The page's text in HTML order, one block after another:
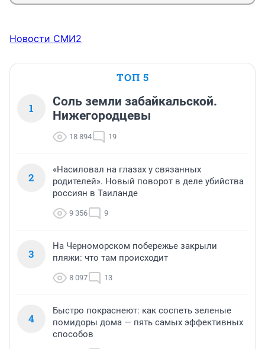
Новости СМИ2
ТОП 5
1
Соль земли забайкальской.
Нижегородцевы
18 894 19
2
«Насиловал на глазах у связанных
родителей». Новый поворот в деле убийства
россиян в Таиланде
9 356 9
3
На Черноморском побережье закрыли
пляжи: что там происходит
8 097 13
4
Быстро покраснеют: как соспеть зеленые
помидоры дома — пять самых эффективных
способов